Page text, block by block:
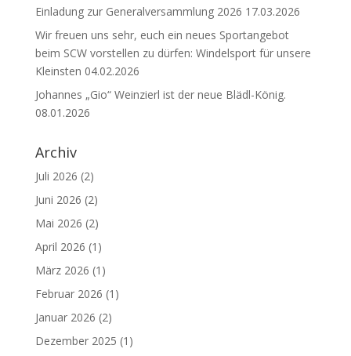
Einladung zur Generalversammlung 2026 17.03.2026
Wir freuen uns sehr, euch ein neues Sportangebot
beim SCW vorstellen zu dürfen: Windelsport für unsere
Kleinsten 04.02.2026
Johannes „Gio“ Weinzierl ist der neue Blädl-König.
08.01.2026
Archiv
Juli 2026 (2)
Juni 2026 (2)
Mai 2026 (2)
April 2026 (1)
März 2026 (1)
Februar 2026 (1)
Januar 2026 (2)
Dezember 2025 (1)